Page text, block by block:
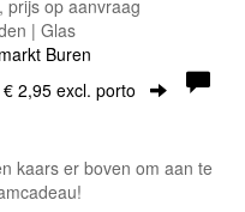
prijs op aanvraag
| Glas
Buren
2,95 excl. porto
kaars er boven om aan te